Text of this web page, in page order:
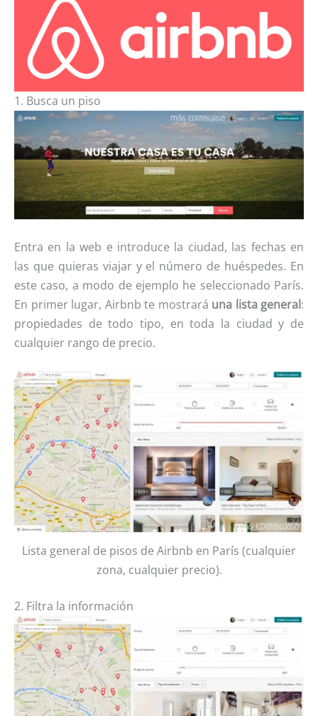
1. Busca un piso
Entra en la web e introduce la ciudad, las fechas en
las que quieras viajar y el número de huéspedes. En
este caso, a modo de ejemplo he seleccionado París.
En primer lugar, Airbnb te mostrará una lista general:
propiedades de todo tipo, en toda la ciudad y de
cualquier rango de precio.
Lista general de pisos de Airbnb en París (cualquier
zona, cualquier precio).
2. Filtra la información